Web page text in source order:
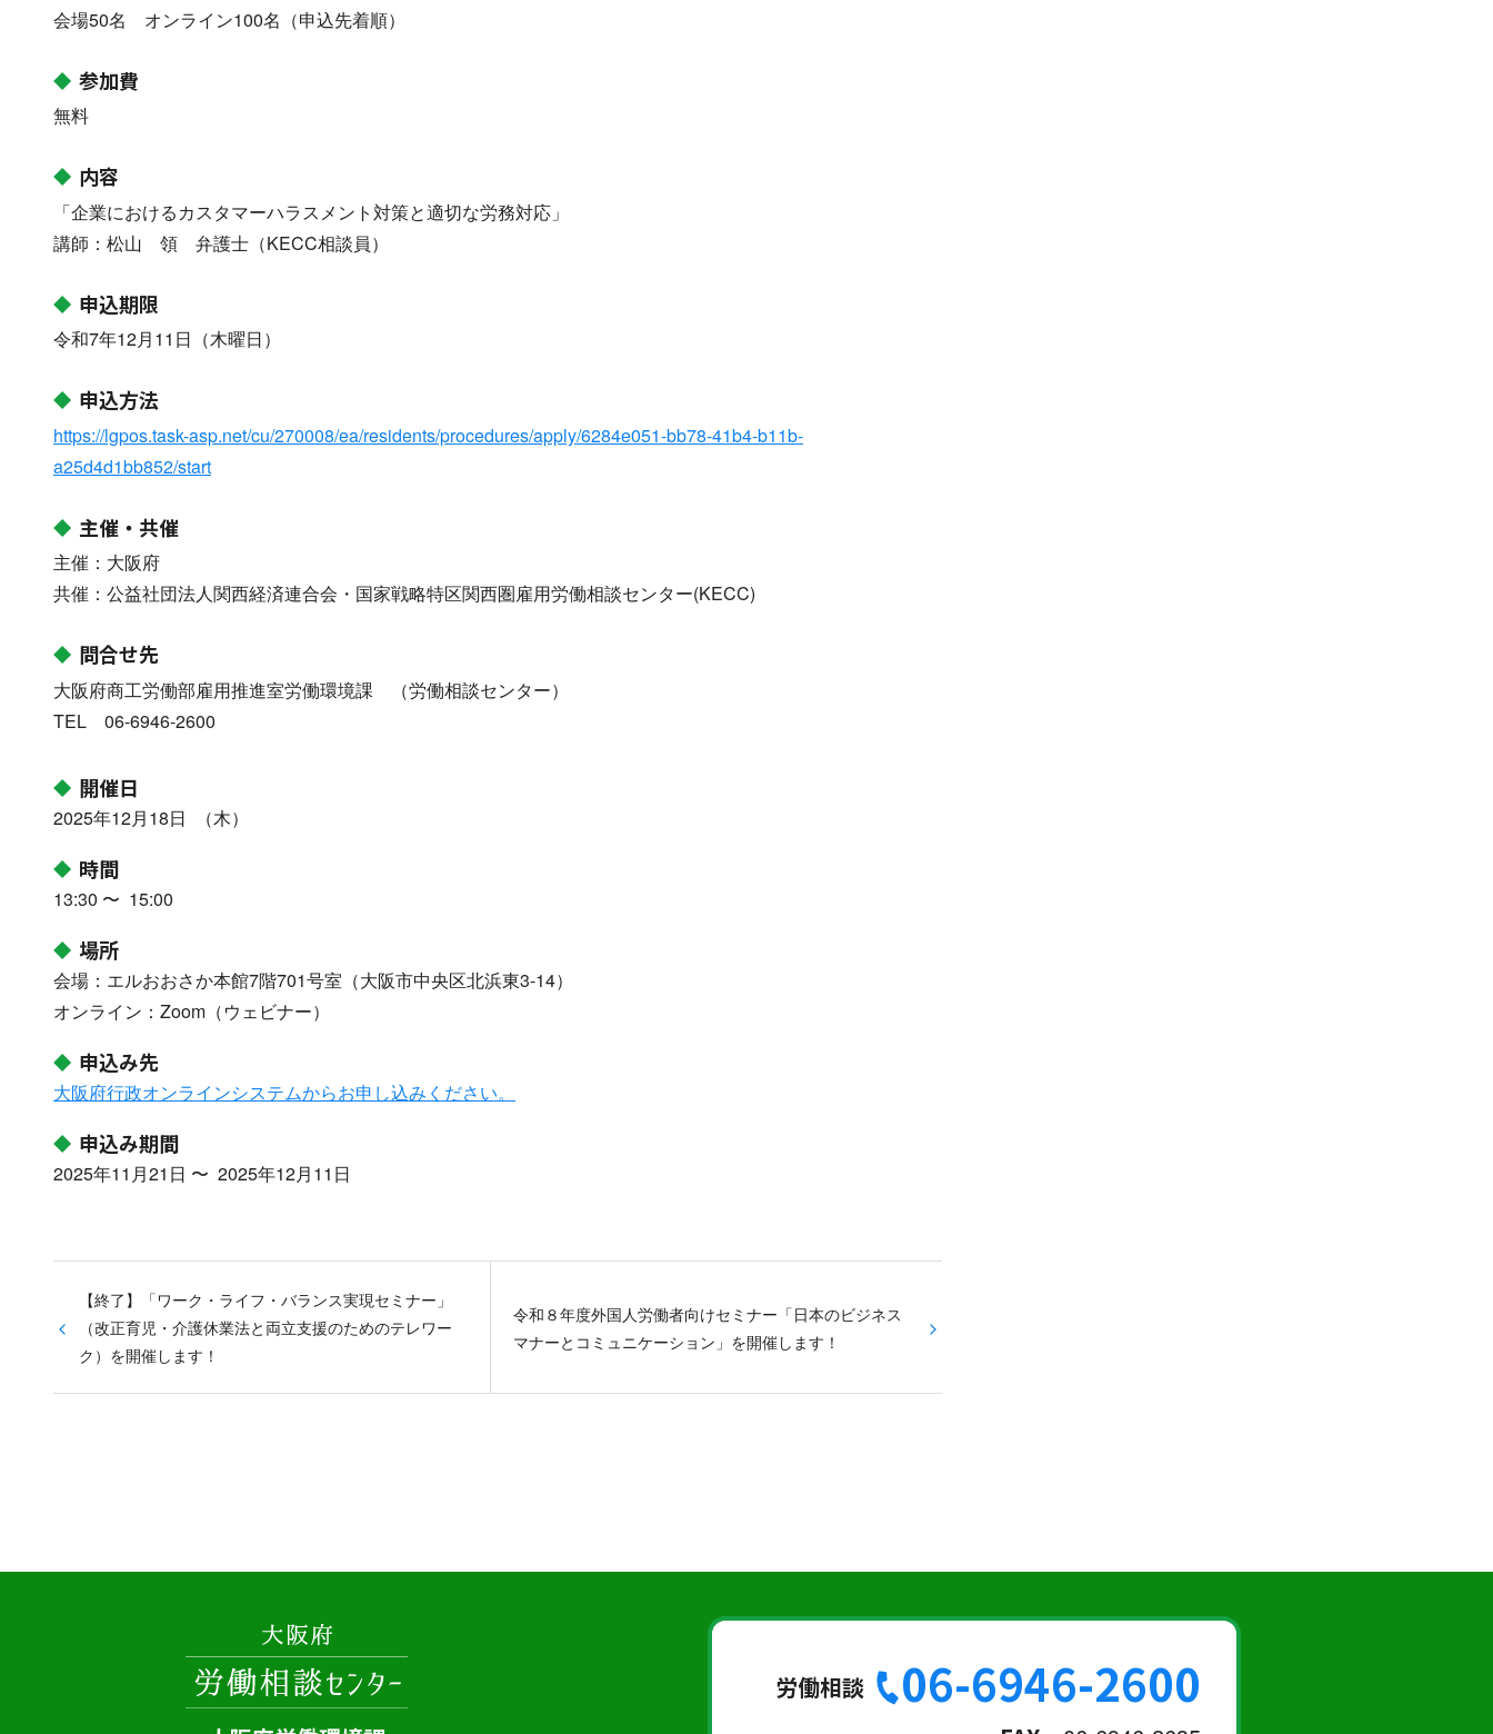
会場50名 オンライン100名（申込先着順）
参加費
無料
内容
「企業におけるカスタマーハラスメント対策と適切な労務対応」
講師：松山 領 弁護士（KECC相談員）
申込期限
令和7年12月11日（木曜日）
申込方法
https://lgpos.task-asp.net/cu/270008/ea/residents/procedures/apply/6284e051-bb78-41b4-b11b-
a25d4d1bb852/start
主催・共催
主催：大阪府
共催：公益社団法人関西経済連合会・国家戦略特区関西圏雇用労働相談センター(KECC)
問合せ先
大阪府商工労働部雇用推進室労働環境課 （労働相談センター）
TEL 06-6946-2600
開催日
2025年12月18日 （木）
時間
13:30 〜 15:00
場所
会場：エルおおさか本館7階701号室（大阪市中央区北浜東3-14）
オンライン：Zoom（ウェビナー）
申込み先
大阪府行政オンラインシステムからお申し込みください。
申込み期間
2025年11月21日 〜 2025年12月11日
【終了】「ワーク・ライフ・バランス実現セミナー」
（改正育児・介護休業法と両立支援のためのテレワー
ク）を開催します！
令和８年度外国人労働者向けセミナー「日本のビジネス
マナーとコミュニケーション」を開催します！
労働相談 06-6946-2600